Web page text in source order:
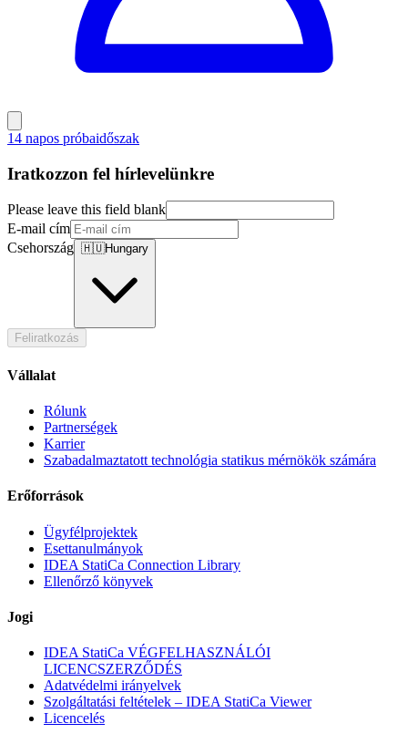
14 napos próbaidőszak
Iratkozzon fel hírlevelünkre
Please leave this field blank
E-mail cím
Csehország 🇭🇺Hungary
Feliratkozás
Vállalat
Rólunk
Partnerségek
Karrier
Szabadalmaztatott technológia statikus mérnökök számára
Erőforrások
Ügyfélprojektek
Esettanulmányok
IDEA StatiCa Connection Library
Ellenőrző könyvek
Jogi
IDEA StatiCa VÉGFELHASZNÁLÓI
LICENCSZERZŐDÉS
Adatvédelmi irányelvek
Szolgáltatási feltételek – IDEA StatiCa Viewer
Licencelés